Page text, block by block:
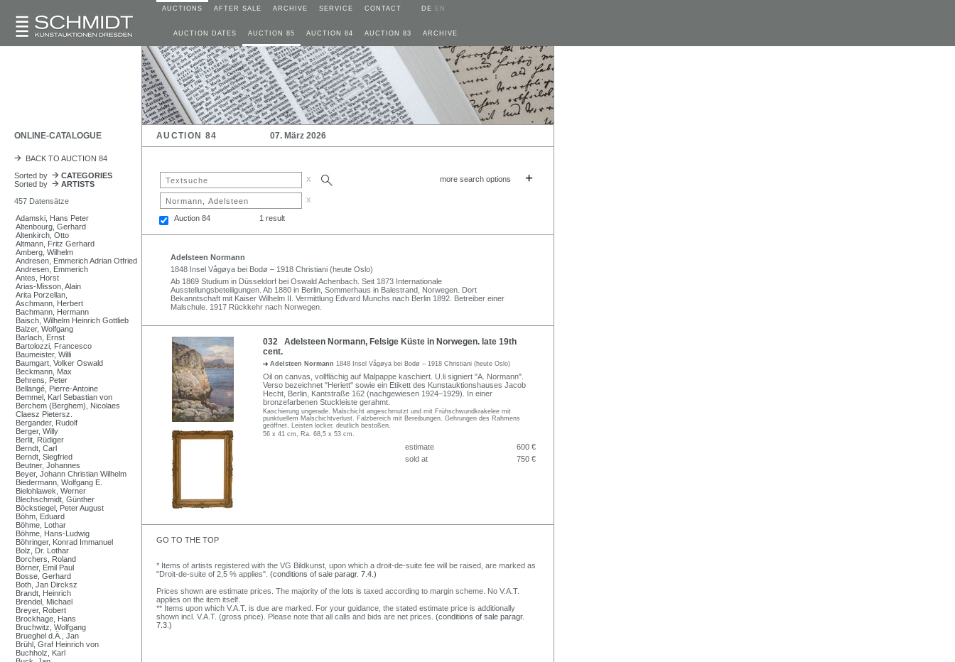
AUCTIONS AFTER SALE ARCHIVE SERVICE CONTACT DE EN
AUCTION DATES AUCTION 85 AUCTION 84 AUCTION 83 ARCHIVE
ONLINE-CATALOGUE AUCTION 84 07. März 2026
BACK TO AUCTION 84
Sorted by
CATEGORIES
Sorted by
ARTISTS
457 Datensätze
Adamski, Hans Peter
Altenbourg, Gerhard
Altenkirch, Otto
Altmann, Fritz Gerhard
Amberg, Wilhelm
Andresen, Emmerich Adrian Otfried
Andresen, Emmerich
Antes, Horst
Arias-Misson, Alain
Arita Porzellan,
Aschmann, Herbert
Bachmann, Hermann
Baisch, Wilhelm Heinrich Gottlieb
Balzer, Wolfgang
Barlach, Ernst
Bartolozzi, Francesco
Baumeister, Willi
Baumgart, Volker Oswald
Beckmann, Max
Behrens, Peter
Bellangé, Pierre-Antoine
Bemmel, Karl Sebastian von
Berchem (Berghem), Nicolaes
Claesz Pietersz.
Bergander, Rudolf
Berger, Willy
Berlit, Rüdiger
Berndt, Carl
Berndt, Siegfried
Beutner, Johannes
Beyer, Johann Christian Wilhelm
Biedermann, Wolfgang E.
Bielohlawek, Werner
Blechschmidt, Günther
Böckstiegel, Peter August
Böhm, Eduard
Böhme, Lothar
Böhme, Hans-Ludwig
Böhringer, Konrad Immanuel
Bolz, Dr. Lothar
Borchers, Roland
Börner, Emil Paul
Bosse, Gerhard
Both, Jan Dircksz
Brandt, Heinrich
Brendel, Michael
Breyer, Robert
Brockhage, Hans
Bruchwitz, Wolfgang
Brueghel d.Ä., Jan
Brühl, Graf Heinrich von
Buchholz, Karl
x more search options +
x
Auction 84 1 result
Adelsteen Normann
1848 Insel Vågøya bei Bodø – 1918 Christiani (heute Oslo)
Ab 1869 Studium in Düsseldorf bei Oswald Achenbach. Seit 1873 Internationale
Ausstellungsbeteiligungen. Ab 1880 in Berlin, Sommerhaus in Balestrand, Norwegen. Dort
Bekanntschaft mit Kaiser Wilhelm II. Vermittlung Edvard Munchs nach Berlin 1892. Betreiber einer
Malschule. 1917 Rückkehr nach Norwegen.
032 Adelsteen Normann, Felsige Küste in Norwegen. late 19th
cent.
Adelsteen Normann 1848 Insel Vågøya bei Bodø – 1918 Christiani (heute Oslo)
Oil on canvas, vollflächig auf Malpappe kaschiert. U.li signiert "A. Normann".
Verso bezeichnet "Heriett" sowie ein Etikett des Kunstauktionshauses Jacob
Hecht, Berlin, Kantstraße 162 (nachgewiesen 1924–1929). In einer
bronzefarbenen Stuckleiste gerahmt.
Kaschierung ungerade. Malschicht angeschmutzt und mit Frühschwundkrakelee mit
punktuellem Malschichtverlust. Falzbereich mit Bereibungen. Gehrungen des Rahmens
geöffnet, Leisten locker, deutlich bestoßen.
56 x 41 cm, Ra. 68,5 x 53 cm.
estimate
600 €
sold at
750 €
GO TO THE TOP
* Items of artists registered with the VG Bildkunst, upon which a droit-de-suite fee will be raised, are marked as
"Droit-de-suite of 2,5 % applies". (conditions of sale paragr. 7.4.)
Prices shown are estimate prices. The majority of the lots is taxed according to margin scheme. No V.A.T.
applies on the item itself.
** Items upon which V.A.T. is due are marked. For your guidance, the stated estimate price is additionally
shown incl. V.A.T. (gross price). Please note that all calls and bids are net prices. (conditions of sale paragr.
7.3.)